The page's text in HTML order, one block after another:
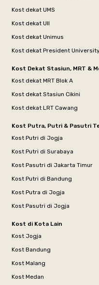
Kost dekat UMS
Kost dekat UII
Kost dekat Unimus
Kost dekat President
Kost Dekat Stasiun, MRT &
Kost dekat MRT Blok A
Kost dekat Stasiun Cikini
Kost dekat LRT Cawang
Kost Putra, Putri & Pasutri
Kost Putri di Jogja
Kost Putri di Surabaya
Kost Pasutri di Jakarta Timur
Kost Putri di Bandung
Kost Putra di Jogja
Kost Pasutri di Jogja
Kost di Kota Lain
Kost Jogja
Kost Bandung
Kost Malang
Kost Medan